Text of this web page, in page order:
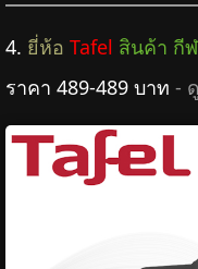
4. ยี่ห้อ Tafel สินค้า กี
ราคา 489-489 บาท -